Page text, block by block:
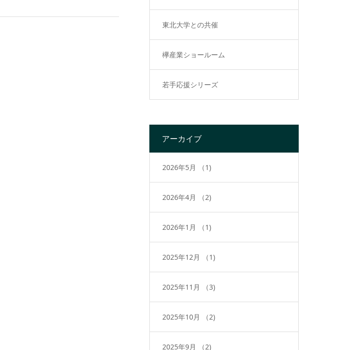
東北大学との共催
欅産業ショールーム
若手応援シリーズ
アーカイブ
2026年5月 （1)
2026年4月 （2)
2026年1月 （1)
2025年12月 （1)
2025年11月 （3)
2025年10月 （2)
2025年9月 （2)